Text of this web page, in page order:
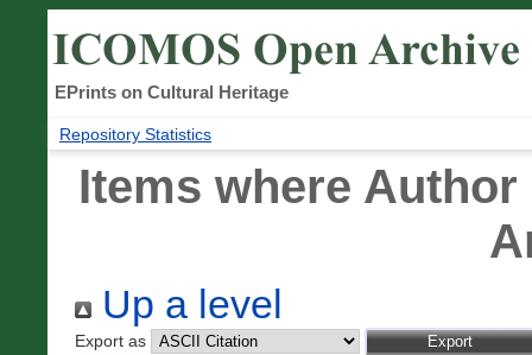
EPrints on Cultural Heritage
Repository Statistics
Items where
Up a level
Export as